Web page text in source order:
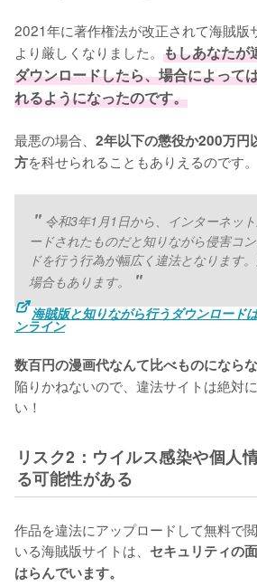
2021年に著作権法が改正されて海賊版
より厳しくなりました。 もしあなたが
ダウンロードしたら、場合によって
れるようになったのです。
最悪の場合、 2年以下の懲役か200万円
方を科せられることもありえるのです。
令和3年1月1日から、インターネッ
ードされたものだと知りながら侵害コ
ドを行う行為が幅広く違法となります
場合もあります。
海賊版と知りながら行うダウンロード
ンライン
数百円の漫画代なんて比べものになら
陥りかねないので、違法サイトは絶対
い！
リスク2：ウイルス感染や個人
る可能性がある
作品を違法にアップロードして無料で
いる海賊版サイトは、 セキュリティの
はらんでいます。